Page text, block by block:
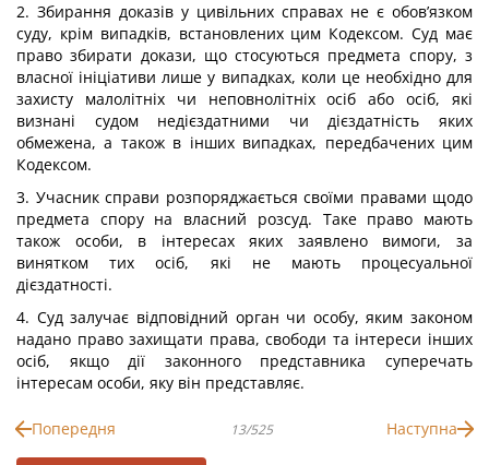
2. Збирання доказів у цивільних справах не є обов’язком
суду, крім випадків, встановлених цим Кодексом. Суд має
право збирати докази, що стосуються предмета спору, з
власної ініціативи лише у випадках, коли це необхідно для
захисту малолітніх чи неповнолітніх осіб або осіб, які
визнані судом недієздатними чи дієздатність яких
обмежена, а також в інших випадках, передбачених цим
Кодексом.
3. Учасник справи розпоряджається своїми правами щодо
предмета спору на власний розсуд. Таке право мають
також особи, в інтересах яких заявлено вимоги, за
винятком тих осіб, які не мають процесуальної
дієздатності.
4. Суд залучає відповідний орган чи особу, яким законом
надано право захищати права, свободи та інтереси інших
осіб, якщо дії законного представника суперечать
інтересам особи, яку він представляє.
Попередня 13/525 Наступна